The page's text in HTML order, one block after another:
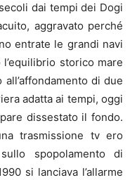
dai tempi dei Dogi
aggravato perché
entrate le grandi navi
storico mare
di due
adatta ai tempi, oggi
dissestato il fondo.
trasmissione tv ero
spopolamento di
si lanciava l’allarme